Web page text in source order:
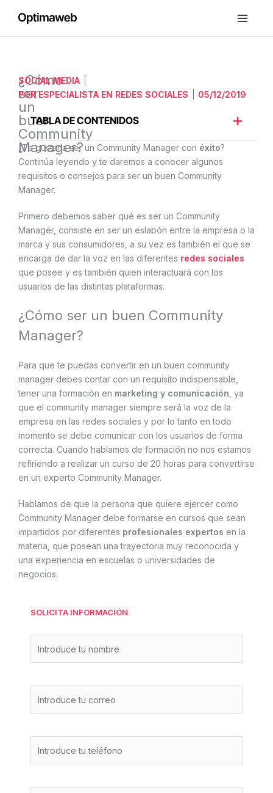
contenido
¿Cómo
ser
un
buen
Community
Manager?
SOCIAL MEDIA
PORESPECIALISTA EN REDES SOCIALES 05/12/2019
TABLA DE CONTENIDOS
¿Te gustaría ser un Community Manager con éxito?
Continúa leyendo y te daremos a conocer algunos
requisitos o consejos para ser un buen Community
Manager.
Primero debemos saber qué es ser un Community
Manager, consiste en ser un eslabón entre la empresa o la
marca y sus consumidores, a su vez es también el que se
encarga de dar la voz en las diferentes redes sociales
que posee y es también quien interactuará con los
usuarios de las distintas plataformas.
¿Cómo ser un buen Community
Manager?
Para que te puedas convertir en un buen community
manager debes contar con un requisito indispensable,
tener una formación en marketing y comunicación , ya
que el community manager siempre será la voz de la
empresa en las redes sociales y por lo tanto en todo
momento se debe comunicar con los usuarios de forma
correcta. Cuando hablamos de formación no nos estamos
refiriendo a realizar un curso de 20 horas para convertirse
en un experto Community Manager.
Hablamos de que la persona que quiere ejercer como
Community Manager debe formarse en cursos que sean
impartidos por diferentes profesionales expertos en la
materia, que posean una trayectoria muy reconocida y
una experiencia en escuelas o universidades de
negocios.
SOLICITA INFORMACIÓN